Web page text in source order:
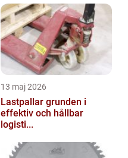
13 maj 2026
Lastpallar grunden i
effektiv och hållbar
logisti...